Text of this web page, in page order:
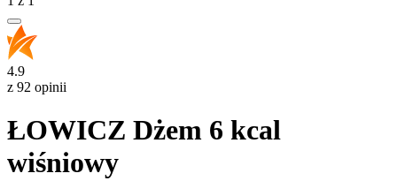
4.9
z 92 opinii
ŁOWICZ Dżem 6 kcal
wiśniowy